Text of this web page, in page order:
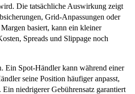
Die tatsächliche Auswirkung zeigt
Grid-Anpassungen oder
basiert, kann ein kleiner
Spreads und Slippage noch
Ein Spot-Händler kann während einer
seine Position häufiger anpasst,
niedrigerer Gebührensatz garantiert